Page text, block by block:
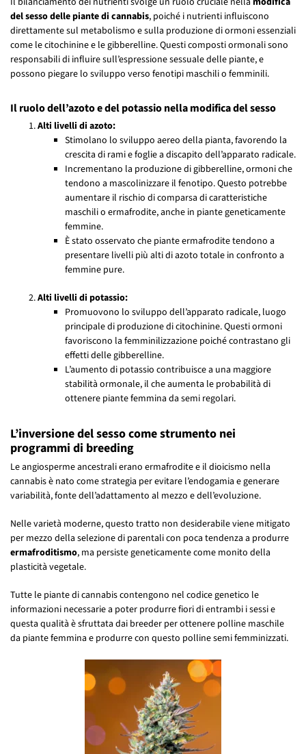
del sesso delle piante di cannabis, poiché i nutrienti influiscono
direttamente sul metabolismo e sulla produzione di ormoni essenziali
come le citochinine e le gibberelline. Questi composti ormonali sono
responsabili di influire sull’espressione sessuale delle piante, e
possono piegare lo sviluppo verso fenotipi maschili o femminili.
Il ruolo dell’azoto e del potassio nella modifica del sesso
Alti livelli di azoto:
Stimolano lo sviluppo aereo della pianta, favorendo la
crescita di rami e foglie a discapito dell’apparato radicale.
Incrementano la produzione di gibberelline, ormoni che
tendono a mascolinizzare il fenotipo. Questo potrebbe
aumentare il rischio di comparsa di caratteristiche
maschili o ermafrodite, anche in piante geneticamente
femmine.
È stato osservato che piante ermafrodite tendono a
presentare livelli più alti di azoto totale in confronto a
femmine pure.
Alti livelli di potassio:
Promuovono lo sviluppo dell’apparato radicale, luogo
principale di produzione di citochinine. Questi ormoni
favoriscono la femminilizzazione poiché contrastano gli
effetti delle gibberelline.
L’aumento di potassio contribuisce a una maggiore
stabilità ormonale, il che aumenta le probabilità di
ottenere piante femmina da semi regolari.
L’inversione del sesso come strumento nei
programmi di breeding
Le angiosperme ancestrali erano ermafrodite e il dioicismo nella
cannabis è nato come strategia per evitare l’endogamia e generare
variabilità, fonte dell’adattamento al mezzo e dell’evoluzione.
Nelle varietà moderne, questo tratto non desiderabile viene mitigato
per mezzo della selezione di parentali con poca tendenza a produrre
ermafroditismo, ma persiste geneticamente come monito della
plasticità vegetale.
Tutte le piante di cannabis contengono nel codice genetico le
informazioni necessarie a poter produrre fiori di entrambi i sessi e
questa qualità è sfruttata dai breeder per ottenere polline maschile
da piante femmina e produrre con questo polline semi femminizzati.